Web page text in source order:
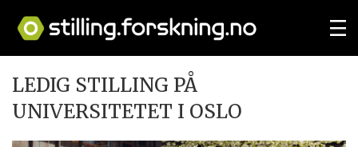
LEDIG STILLING PÅ
UNIVERSITETET I OSLO